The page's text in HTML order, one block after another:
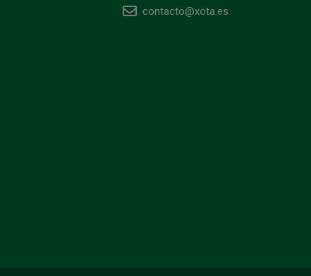
contacto@xota.es